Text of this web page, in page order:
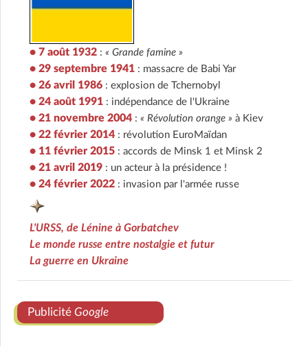
• 7 août 1932 : « Grande famine »
• 29 septembre 1941 : massacre de Babi Yar
• 26 avril 1986 : explosion de Tchernobyl
• 24 août 1991 : indépendance de l'Ukraine
• 21 novembre 2004 : « Révolution orange » à Kiev
• 22 février 2014 : révolution EuroMaïdan
• 11 février 2015 : accords de Minsk 1 et Minsk 2
• 21 avril 2019 : un acteur à la présidence !
• 24 février 2022 : invasion par l'armée russe
L'URSS, de Lénine à Gorbatchev
Le monde russe entre nostalgie et futur
La guerre en Ukraine
Publicité Google